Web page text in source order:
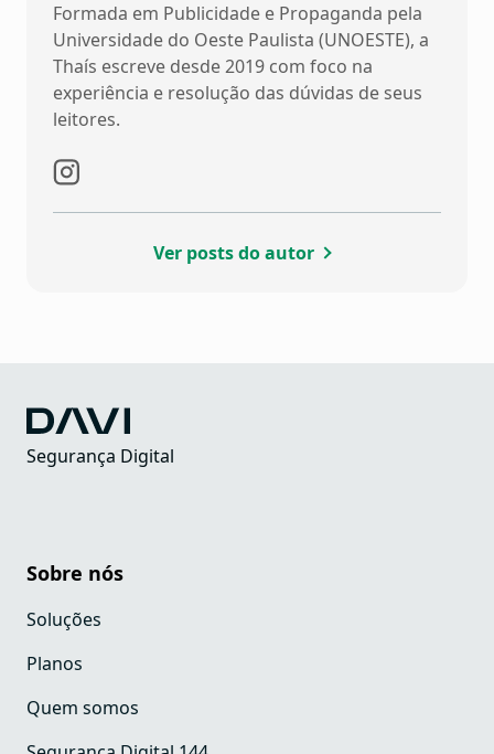
Formada em Publicidade e Propaganda pela
Universidade do Oeste Paulista (UNOESTE), a
Thaís escreve desde 2019 com foco na
experiência e resolução das dúvidas de seus
leitores.
Ver posts do autor
Segurança Digital
Sobre nós
Soluções
Planos
Quem somos